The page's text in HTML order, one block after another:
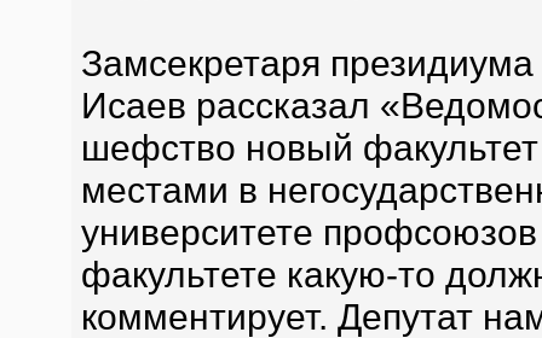
Замсекретаря
Исаев рассказал
шефство новый
местами в
университете
факультете какую-то
комментирует. Депутат